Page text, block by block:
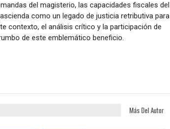
del magisterio, las capacidades fiscales del
como un legado de justicia retributiva para
contexto, el análisis crítico y la participación de
de este emblemático beneficio.
Más Del Autor